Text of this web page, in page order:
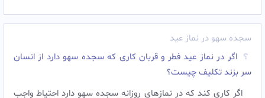
سجده سهو در نماز عید
اگر در نماز عید فطر و قربان کاری که سجده سهو دارد از انسان
سر بزند تکلیف چیست؟
اگر كارى كند كه در نمازهاى روزانه سجده سهو دارد احتياط واجب